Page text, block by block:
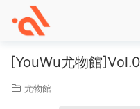
[YouWu尤物館
尤物館